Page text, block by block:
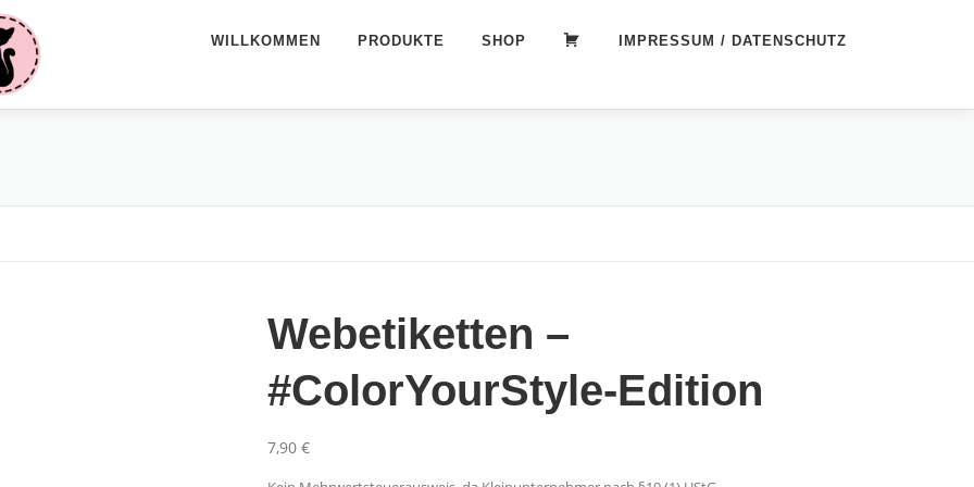
WILLKOMMEN PRODUKTE SHOP WARENKORB
IMPRESSUM / DATENSCHUTZ
Webetiketten –
#ColorYourStyle-Edition
7,90€